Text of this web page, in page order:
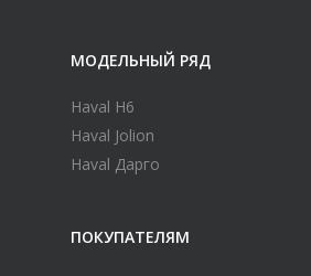
МОДЕЛЬНЫЙ РЯД
Haval H6
Haval Jolion
Haval Дарго
ПОКУПАТЕЛЯМ